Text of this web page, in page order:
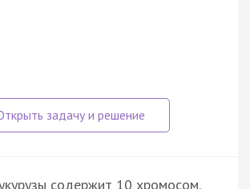
содержит 10 хромосом.